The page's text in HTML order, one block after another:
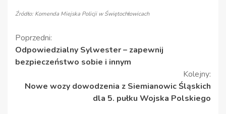
Źródło: Komenda Miejska Policji w Świętochłowicach
Kontynuuj
czytanie
Poprzedni:
Odpowiedzialny Sylwester – zapewnij
bezpieczeństwo sobie i innym
Kolejny:
Nowe wozy dowodzenia z Siemianowic Śląskich
dla 5. pułku Wojska Polskiego